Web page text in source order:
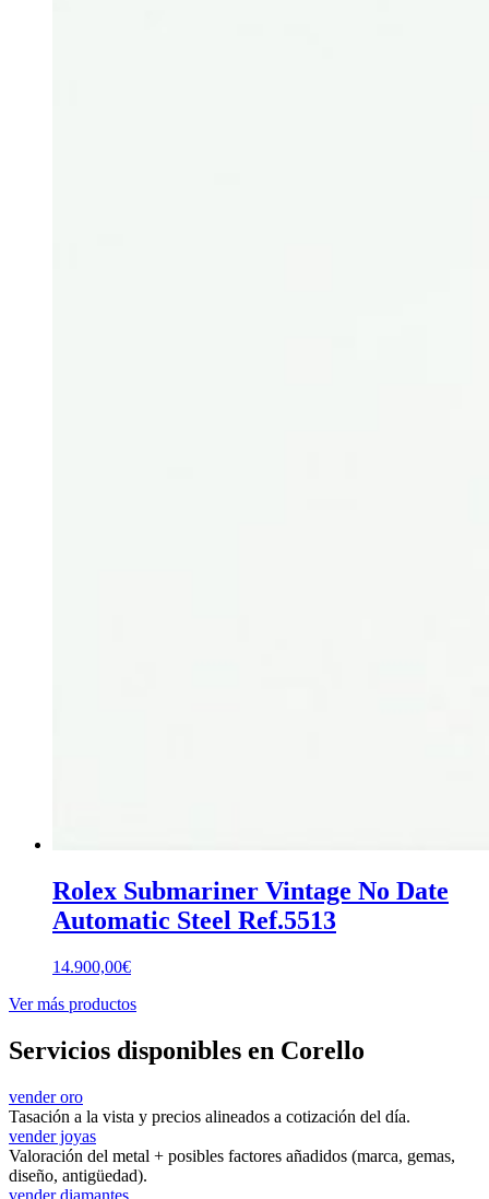
Rolex Submariner Vintage No Date
Automatic Steel Ref.5513
14.900,00€
Ver más productos
Servicios disponibles en Corello
vender oro
Tasación a la vista y precios alineados a cotización del día.
vender joyas
Valoración del metal + posibles factores añadidos (marca, gemas,
diseño, antigüedad).
vender diamantes